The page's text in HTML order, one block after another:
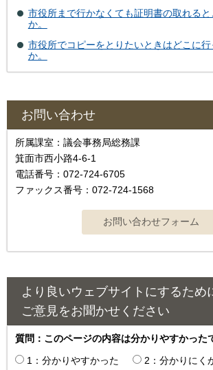
市役所まで行かなくても証明書の取れる
か。
市役所でコピーをとりたいときはどこに
か。
お問い合わせ
所属課室：議会事務局総務課
箕面市西小路4‐6‐1
電話番号：072-724-6705
ファックス番号：072-724-1568
より良いウェブサイトにするため
ご意見をお聞かせください
質問：このページの内容は分かりやすかった
1：分かりやすかった
2：分かりにく